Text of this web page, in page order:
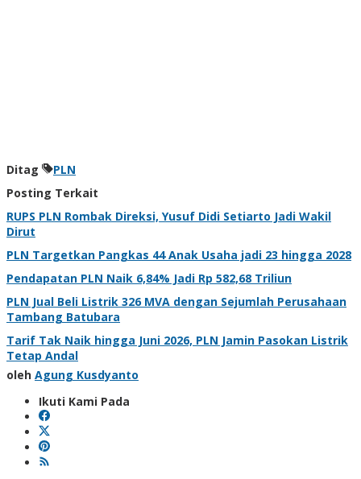
Ditag
PLN
Posting Terkait
RUPS PLN Rombak Direksi, Yusuf Didi Setiarto Jadi Wakil
Dirut
PLN Targetkan Pangkas 44 Anak Usaha jadi 23 hingga 2028
Pendapatan PLN Naik 6,84% Jadi Rp 582,68 Triliun
PLN Jual Beli Listrik 326 MVA dengan Sejumlah Perusahaan
Tambang Batubara
Tarif Tak Naik hingga Juni 2026, PLN Jamin Pasokan Listrik
Tetap Andal
oleh Agung Kusdyanto
Ikuti Kami Pada